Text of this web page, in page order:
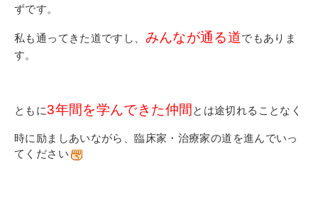
ずです。
私も通ってきた道ですし、 みんなが通る道でもありま
す。
ともに3年間を学んできた仲間 とは途切れることなく
時に励ましあいながら、臨床家・治療家の道を進んでいっ
てください